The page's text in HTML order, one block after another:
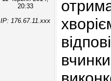
20:33
IP: 176.67.11.xxx